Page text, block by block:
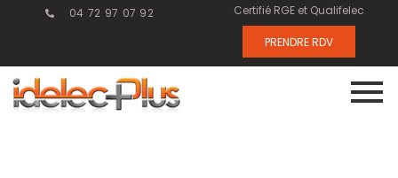
04 72 97 07 92 Certifié RGE et Qualifelec
PRENDRE RDV